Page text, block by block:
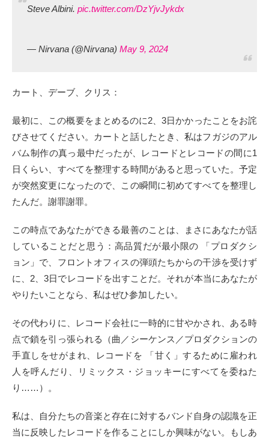
Steve Albini. pic.twitter.com/DzYjvJykdx
— Nirvana (@Nirvana) May 9, 2024
カート、デーブ、クリス：
最初に、この概要をまとめるのに2、3日かかったことをお詫
びさせてください。カートと話したとき、私はフガジのアル
バム制作の真っ最中だったが、レコードとレコードの間に1
日くらい、すべてを整理する時間があると思っていた。予定
が突然変更になったので、この瞬間に初めてすべてを整理し
たんだ。謝罪謝罪。
この時点であなたができる最善のことは、まさにあなたが話
していることだと思う：高品質だが最小限の 「プロダクシ
ョン」で、フロントオフィスの弾頭たちからの干渉を受けず
に、2、3日でレコードを出すことだ。それが本当にあなたが
やりたいことなら、私はぜひ参加したい。
その代わりに、レコード会社に一時的に甘やかされ、ある時
点で鎖を引っ張られる（曲／シーケンス／プロダクションの
手直しをせがまれ、レコードを 「甘く」するために雇われ
人を呼んだり、リミックス・ジョッキーにすべてを委ねた
り……）。
私は、自分たちの音楽と存在に対するバンド自身の認識を正
当に反映したレコードを作ることにしか興味がない。もしあ